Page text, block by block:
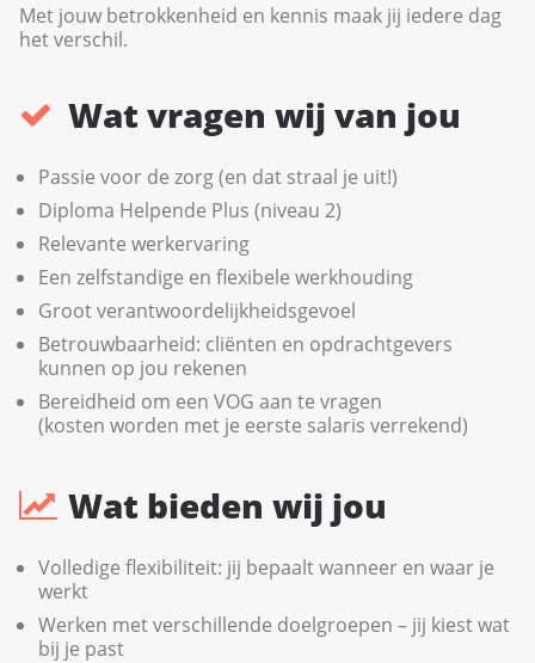
Met jouw betrokkenheid en kennis maak jij iedere dag
het verschil.
Wat vragen wij van jou
Passie voor de zorg (en dat straal je uit!)
Diploma Helpende Plus (niveau 2)
Relevante werkervaring
Een zelfstandige en flexibele werkhouding
Groot verantwoordelijkheidsgevoel
Betrouwbaarheid: cliënten en opdrachtgevers
kunnen op jou rekenen
Bereidheid om een VOG aan te vragen
(kosten worden met je eerste salaris verrekend)
Wat bieden wij jou
Volledige flexibiliteit: jij bepaalt wanneer en waar je
werkt
Werken met verschillende doelgroepen – jij kiest wat
bij je past